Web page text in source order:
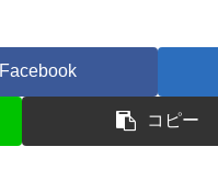
Facebook
コピー